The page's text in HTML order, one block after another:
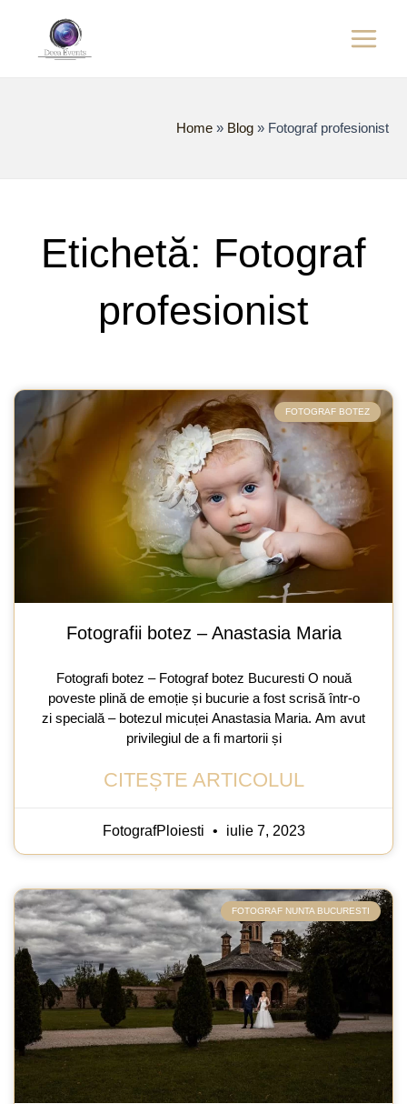
Menu
Home » Blog » Fotograf profesionist
Etichetă: Fotograf
profesionist
FOTOGRAF BOTEZ
Fotografii botez – Anastasia Maria
Fotografi botez – Fotograf botez Bucuresti O nouă
poveste plină de emoție și bucurie a fost scrisă într-o
zi specială – botezul micuței Anastasia Maria. Am avut
privilegiul de a fi martorii și
CITEȘTE ARTICOLUL
FotografPloiesti iulie 7, 2023
FOTOGRAF NUNTA BUCURESTI